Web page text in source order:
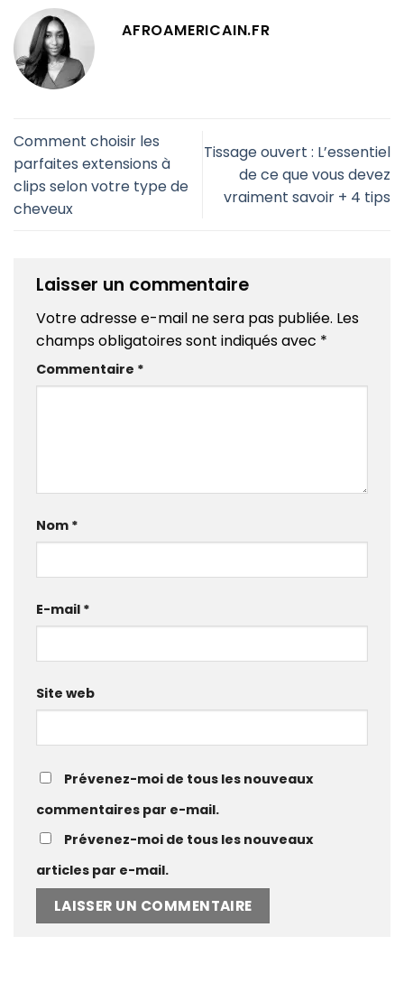
AFROAMERICAIN.FR
Comment choisir les
parfaites extensions à
clips selon votre type de
cheveux
Tissage ouvert : L’essentiel
de ce que vous devez
vraiment savoir + 4 tips
Laisser un commentaire
Votre adresse e-mail ne sera pas publiée. Les
champs obligatoires sont indiqués avec *
Commentaire *
Nom *
E-mail *
Site web
Prévenez-moi de tous les nouveaux
commentaires par e-mail.
Prévenez-moi de tous les nouveaux
articles par e-mail.